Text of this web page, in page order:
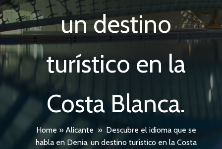
un destino
turístico en la
Costa Blanca.
Home » Alicante » Descubre el idioma que se
habla en Denia, un destino turístico en la Costa